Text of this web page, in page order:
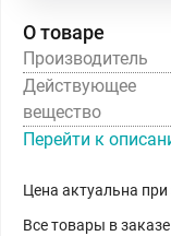
О товаре
Производитель
Действующее
вещество
Перейти к
Цена актуальна при
Все товары в